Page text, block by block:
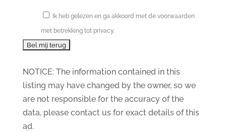
Ik heb gelezen en ga akkoord met de voorwaarden
met betrekking tot privacy.
NOTICE: The information contained in this
listing may have changed by the owner, so we
are not responsible for the accuracy of the
data, please contact us for exact details of this
ad.